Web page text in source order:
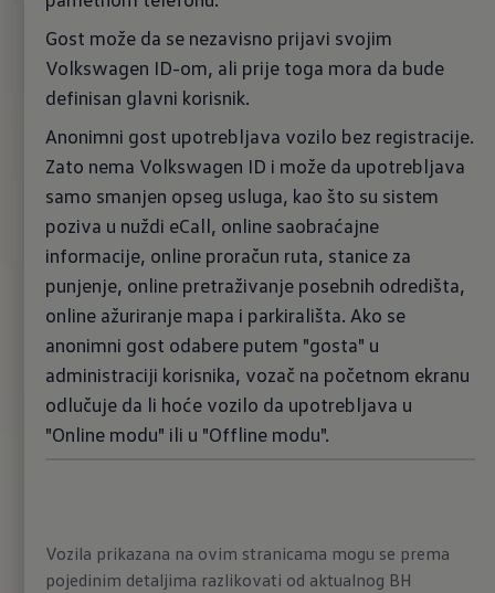
Gost može da se nezavisno prijavi svojim
Volkswagen ID-om, ali prije toga mora da bude
definisan glavni korisnik.
Anonimni gost upotrebljava vozilo bez registracije.
Zato nema Volkswagen ID i može da upotrebljava
samo smanjen opseg usluga, kao što su sistem
poziva u nuždi eCall, online saobraćajne
informacije, online proračun ruta, stanice za
punjenje, online pretraživanje posebnih odredišta,
online ažuriranje mapa i parkirališta. Ako se
anonimni gost odabere putem "gosta" u
administraciji korisnika, vozač na početnom ekranu
odlučuje da li hoće vozilo da upotrebljava u
"Online modu" ili u "Offline modu".
Vozila prikazana na ovim stranicama mogu se prema
pojedinim detaljima razlikovati od aktualnog BH